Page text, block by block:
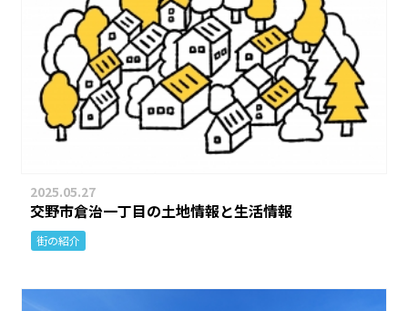
2025.05.27
交野市倉治一丁目の土地情報と生活情報
街の紹介